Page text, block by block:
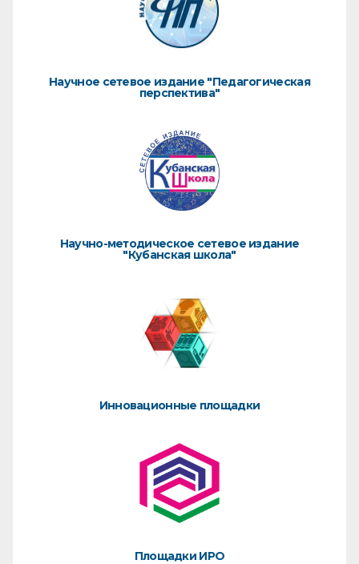
Научное сетевое издание "Педагогическая
перспектива"
Научно-методическое сетевое издание
"Кубанская школа"
Инновационные площадки
Площадки ИРО